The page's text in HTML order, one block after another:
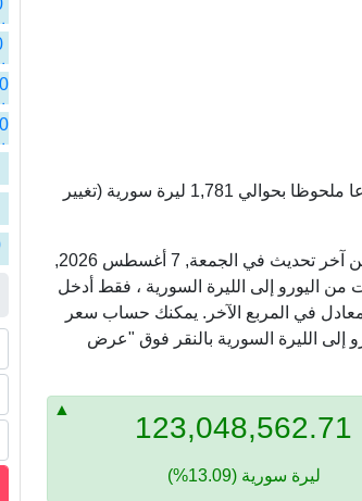
سعر اليورو مقابل الليرة السورية سجل 15,381 ليرة سورية و شهد ارتفاعا ملحوظا بحوالي 1,781 ليرة سورية (تغيير
في ما يلي ، نعرض أسعار التحويل من اليورو إلى الليرة السورية اعتبارًا من آخر تحديث في الجمعة, 7 أغسطس 2026,
من اليورو إلى الليرة السورية ، فقط أدخل
في المربع الآخر. يمكنك حساب سعر
إلى الليرة السورية بالنقر فوق "عرض
123,048,562.71
ليرة سورية (13.09%)